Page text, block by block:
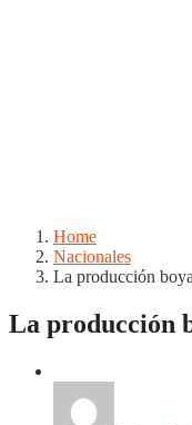
Home
Nacionales
La producción
La producción